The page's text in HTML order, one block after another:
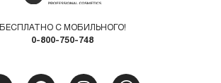
БЕСПЛАТНО С МОБИЛЬНОГО!
0-800-750-748